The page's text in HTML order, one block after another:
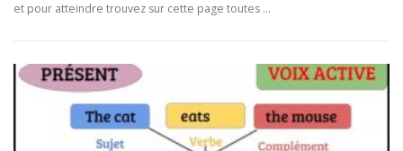
et pour atteindre trouvez sur cette page toutes …